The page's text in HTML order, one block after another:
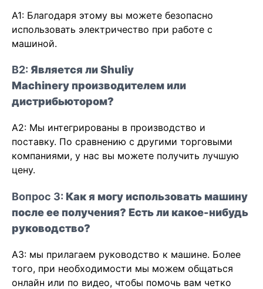
A1: Благодаря этому вы можете безопасно
использовать электричество при работе с
машиной.
В2: Является ли Shuliy
Machinery производителем или
дистрибьютором?
A2: Мы интегрированы в производство и
поставку. По сравнению с другими торговыми
компаниями, у нас вы можете получить лучшую
цену.
Вопрос 3: Как я могу использовать машину
после ее получения? Есть ли какое-нибудь
руководство?
A3: мы прилагаем руководство к машине. Более
того, при необходимости мы можем общаться
онлайн или по видео, чтобы помочь вам четко